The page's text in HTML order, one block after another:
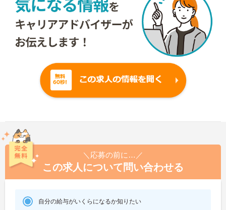
＼応募の前に…／
この求人について問い合わせる
自分の給与がいくらになるか知りたい